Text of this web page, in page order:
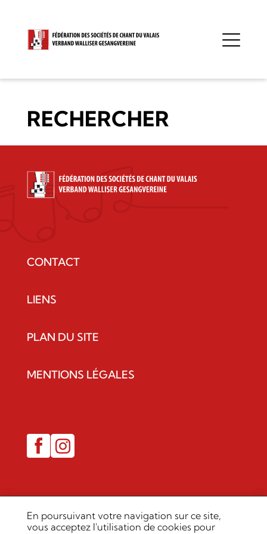
RECHERCHER
CONTACT
LIENS
PLAN DU SITE
MENTIONS LÉGALES
En poursuivant votre navigation sur ce site,
vous acceptez l'utilisation de cookies pour